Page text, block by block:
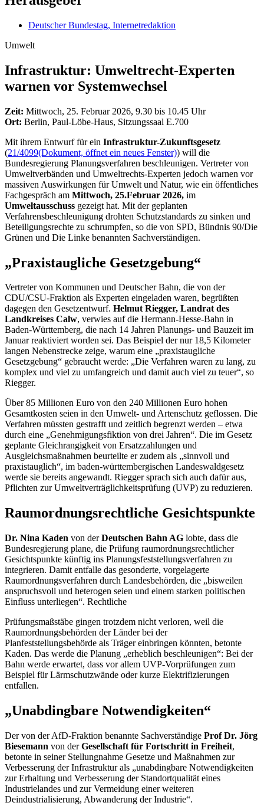
Deutscher Bundestag, Internetredaktion
Umwelt
Infrastruktur: Umweltrecht-Experten
warnen vor Systemwechsel
Zeit: Mittwoch, 25. Februar 2026, 9.30 bis 10.45 Uhr
Ort: Berlin, Paul-Löbe-Haus, Sitzungssaal E.700
Mit ihrem Entwurf für ein Infrastruktur-Zukunftsgesetz
(21/4099(Dokument, öffnet ein neues Fenster)) will die
Bundesregierung Planungsverfahren beschleunigen. Vertreter von
Umweltverbänden und Umweltrechts-Experten jedoch warnen vor
massiven Auswirkungen für Umwelt und Natur, wie ein öffentliches
Fachgespräch am Mittwoch, 25.Februar 2026, im
Umweltausschuss gezeigt hat. Mit der geplanten
Verfahrensbeschleunigung drohten Schutzstandards zu sinken und
Beteiligungsrechte zu schrumpfen, so die von SPD, Bündnis 90/Die
Grünen und Die Linke benannten Sachverständigen.
„Praxistaugliche Gesetzgebung“
Vertreter von Kommunen und Deutscher Bahn, die von der
CDU/CSU-Fraktion als Experten eingeladen waren, begrüßten
dagegen den Gesetzentwurf. Helmut Riegger, Landrat des
Landkreises Calw, verwies auf die Hermann-Hesse-Bahn in
Baden-Württemberg, die nach 14 Jahren Planungs- und Bauzeit im
Januar reaktiviert worden sei. Das Beispiel der nur 18,5 Kilometer
langen Nebenstrecke zeige, warum eine „praxistaugliche
Gesetzgebung“ gebraucht werde: „Die Verfahren waren zu lang, zu
komplex und viel zu umfangreich und damit auch viel zu teuer“, so
Riegger.
Über 85 Millionen Euro von den 240 Millionen Euro hohen
Gesamtkosten seien in den Umwelt- und Artenschutz geflossen. Die
Verfahren müssten gestrafft und zeitlich begrenzt werden – etwa
durch eine „Genehmigungsfiktion von drei Jahren“. Die im Gesetz
geplante Gleichrangigkeit von Ersatzzahlungen und
Ausgleichsmaßnahmen beurteilte er zudem als „sinnvoll und
praxistauglich“, im baden-württembergischen Landeswaldgesetz
werde sie bereits angewandt. Riegger sprach sich auch dafür aus,
Pflichten zur Umweltverträglichkeitsprüfung (UVP) zu reduzieren.
Raumordnungsrechtliche Gesichtspunkte
Dr. Nina Kaden von derDeutschen Bahn AG lobte, dass die
Bundesregierung plane, die Prüfung raumordnungsrechtlicher
Gesichtspunkte künftig ins Planungsfeststellungsverfahren zu
integrieren. Damit entfalle das gesonderte, vorgelagerte
Raumordnungsverfahren durch Landesbehörden, die „bisweilen
anspruchsvoll und heterogen seien und einem starken politischen
Einfluss unterliegen“. Rechtliche
Prüfungsmaßstäbe gingen trotzdem nicht verloren, weil die
Raumordnungsbehörden der Länder bei der
Planfeststellungsbehörde als Träger einbringen könnten, betonte
Kaden. Das werde die Planung „erheblich beschleunigen“: Bei der
Bahn werde erwartet, dass vor allem UVP-Vorprüfungen zum
Beispiel für Lärmschutzwände oder kurze Elektrifizierungen
entfallen.
„Unabdingbare Notwendigkeiten“
Der von der AfD-Fraktion benannte Sachverständige Prof Dr. Jörg
Biesemann von derGesellschaft für Fortschritt in Freiheit,
betonte in seiner Stellungnahme Gesetze und Maßnahmen zur
Verbesserung der Infrastruktur als „unabdingbare Notwendigkeiten
zur Erhaltung und Verbesserung der Standortqualität eines
Industrielandes und zur Vermeidung einer weiteren
Deindustrialisierung, Abwanderung der Industrie“.